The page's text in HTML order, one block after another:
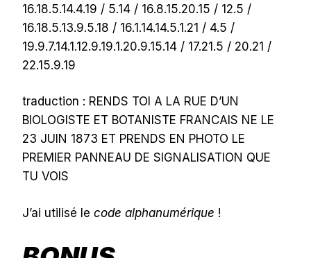
16.18.5.14.4.19 / 5.14 / 16.8.15.20.15 / 12.5 /
16.18.5.13.9.5.18 / 16.1.14.14.5.1.21 / 4.5 /
19.9.7.14.1.12.9.19.1.20.9.15.14 / 17.21.5 / 20.21 /
22.15.9.19
traduction : RENDS TOI A LA RUE D’UN
BIOLOGISTE ET BOTANISTE FRANCAIS NE LE
23 JUIN 1873 ET PRENDS EN PHOTO LE
PREMIER PANNEAU DE SIGNALISATION QUE
TU VOIS
J’ai utilisé le code alphanumérique !